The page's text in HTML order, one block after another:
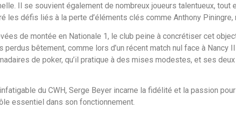
Il se souvient également de nombreux joueurs talentueux, tout
les défis liés à la perte d’éléments clés comme Anthony Piningre,
de montée en Nationale 1, le club peine à concrétiser cet
bêtement, comme lors d’un récent match nul face à
de poker, qu’il pratique à des mises modestes, et ses
du CWH, Serge Beyer incarne la fidélité et la passion
essentiel dans son fonctionnement.